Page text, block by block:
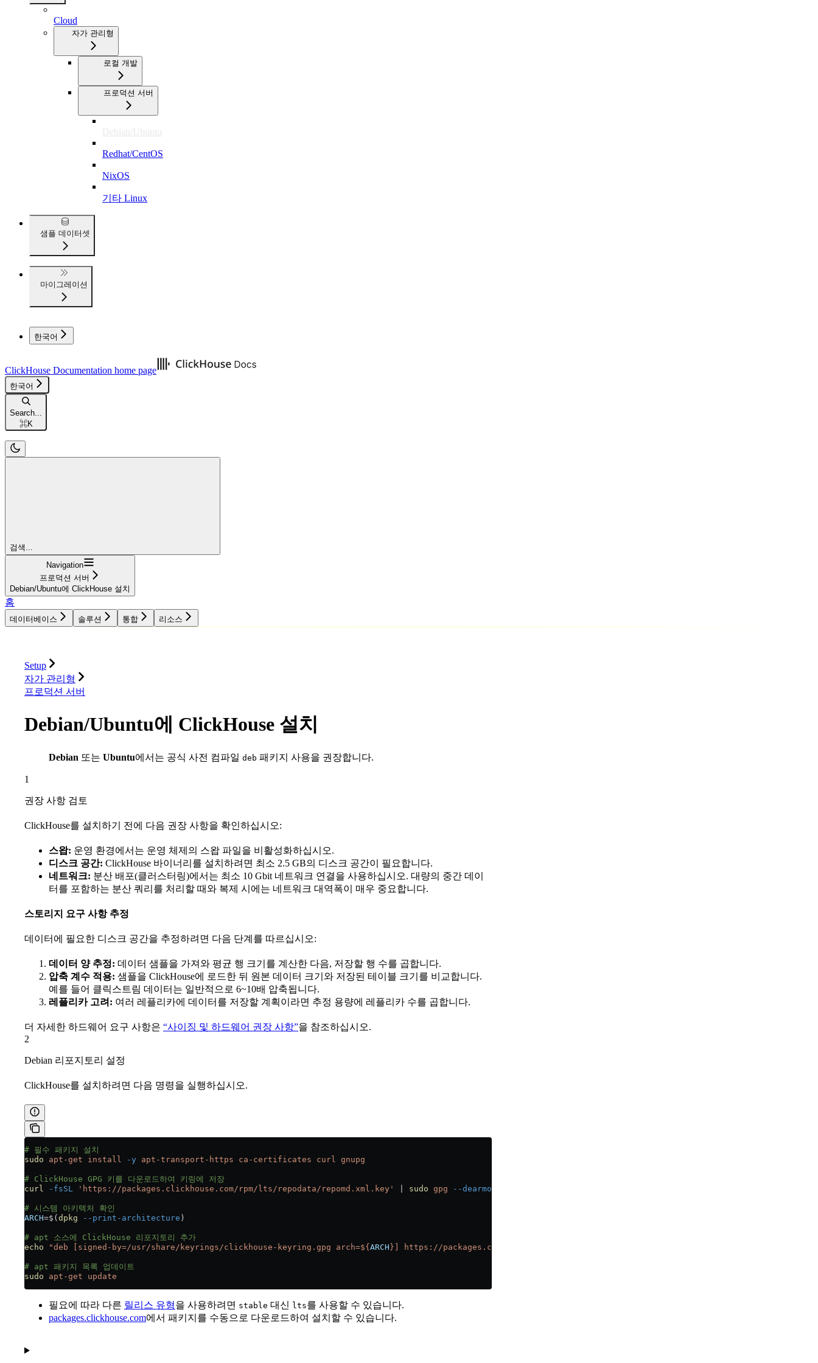
Cloud
자가 관리형
로컬 개발
프로덕션 서버
Debian/Ubuntu
Redhat/CentOS
NixOS
기타 Linux
샘플 데이터셋
마이그레이션
한국어
ClickHouse Documentation home page
한국어
Search...
⌘K
검색...
Navigation
프로덕션 서버
Debian/Ubuntu에 ClickHouse 설치
홈
데이터베이스 솔루션 통합 리소스
Setup
자가 관리형
프로덕션 서버
Debian/Ubuntu에 ClickHouse 설치
Debian 또는 Ubuntu에서는 공식 사전 컴파일 deb 패키지 사용을 권장합니다.
1
권장 사항 검토
ClickHouse를 설치하기 전에 다음 권장 사항을 확인하십시오:
스왑: 운영 환경에서는 운영 체제의 스왑 파일을 비활성화하십시오.
디스크 공간: ClickHouse 바이너리를 설치하려면 최소 2.5 GB의 디스크 공간이 필요합니다.
네트워크: 분산 배포(클러스터링)에서는 최소 10 Gbit 네트워크 연결을 사용하십시오. 대량의 중간 데이
터를 포함하는 분산 쿼리를 처리할 때와 복제 시에는 네트워크 대역폭이 매우 중요합니다.
스토리지 요구 사항 추정
데이터에 필요한 디스크 공간을 추정하려면 다음 단계를 따르십시오:
데이터 양 추정: 데이터 샘플을 가져와 평균 행 크기를 계산한 다음, 저장할 행 수를 곱합니다.
압축 계수 적용: 샘플을 ClickHouse에 로드한 뒤 원본 데이터 크기와 저장된 테이블 크기를 비교합니다.
예를 들어 클릭스트림 데이터는 일반적으로 6~10배 압축됩니다.
레플리카 고려: 여러 레플리카에 데이터를 저장할 계획이라면 추정 용량에 레플리카 수를 곱합니다.
더 자세한 하드웨어 요구 사항은 “사이징 및 하드웨어 권장 사항”을 참조하십시오.
2
Debian 리포지토리 설정
ClickHouse를 설치하려면 다음 명령을 실행하십시오.
# 필수 패키지 설치
sudo apt-get install -y apt-transport-https ca-certificates curl gnupg
# ClickHouse GPG 키를 다운로드하여 키링에 저장
curl
-fsSL 'https://packages.clickhouse.com/rpm/lts/repodata/repomd.xml.key' sudo gpg --dearmor
# 시스템 아키텍처 확인
ARCH=$(dpkg --print-architecture )
# apt 소스에 ClickHouse 리포지토리 추가
echo "deb [signed-by=/usr/share/keyrings/clickhouse-keyring.gpg arch=${ARCH}] https://packages.clickhouse.com/deb stable main"
# apt 패키지 목록 업데이트
sudo apt-get update
필요에 따라 다른 릴리스 유형을 사용하려면 stable 대신 lts를 사용할 수 있습니다.
packages.clickhouse.com에서 패키지를 수동으로 다운로드하여 설치할 수 있습니다.